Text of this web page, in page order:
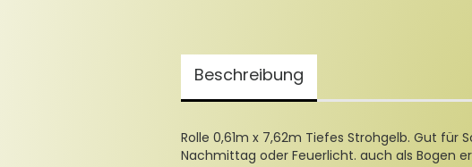
Beschreibung
Rolle 0,61m x 7,62m Tiefes Strohgelb. Gut für
Nachmittag oder Feuerlicht. auch als Bogen